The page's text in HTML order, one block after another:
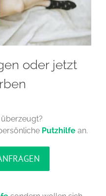
oder jetzt
Putzhilfe an.